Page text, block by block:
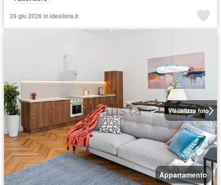
29 giu 2026 in idealista.it
Visualizza foto
Appartamento